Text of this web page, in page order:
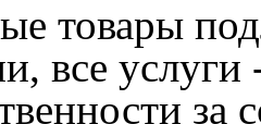
товары
все